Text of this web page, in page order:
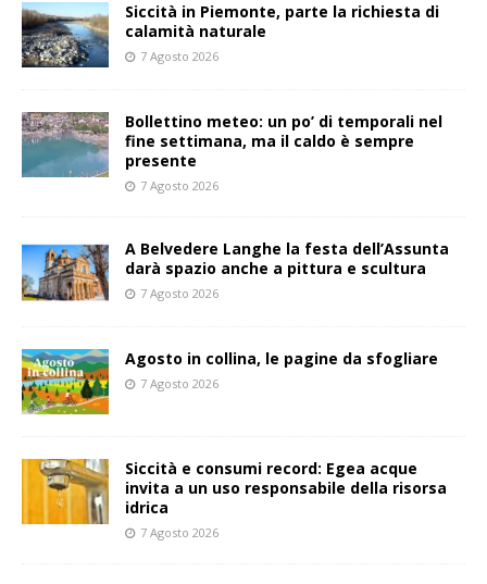
Siccità in Piemonte, parte la richiesta di
calamità naturale
7 Agosto 2026
Bollettino meteo: un po’ di temporali nel
fine settimana, ma il caldo è sempre
presente
7 Agosto 2026
A Belvedere Langhe la festa dell’Assunta
darà spazio anche a pittura e scultura
7 Agosto 2026
Agosto in collina, le pagine da sfogliare
7 Agosto 2026
Siccità e consumi record: Egea acque
invita a un uso responsabile della risorsa
idrica
7 Agosto 2026